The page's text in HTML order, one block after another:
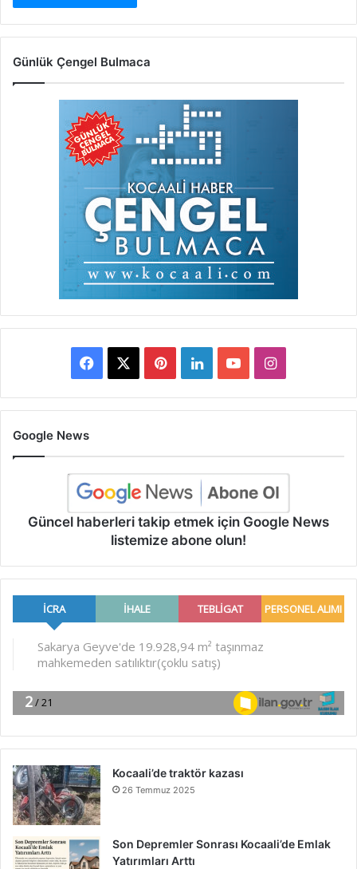
Günlük Çengel Bulmaca
Facebook PinterestLinkedInYouTubeInstagram
Google News
Güncel haberleri takip etmek için Google News
listemize abone olun!
Kocaali’de traktör kazası
26 Temmuz 2025
Son Depremler Sonrası Kocaali’de Emlak
Yatırımları Arttı